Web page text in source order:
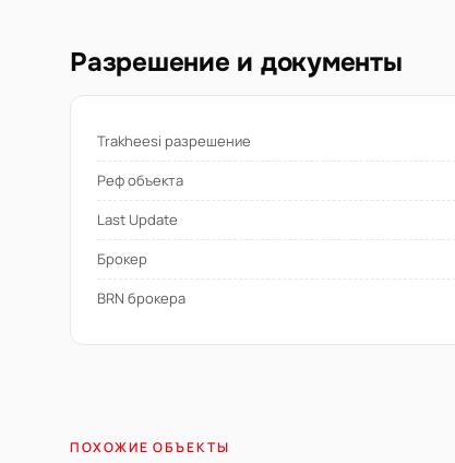
Разрешение и документы
Trakheesi разрешение
Реф объекта
Last Update
Брокер
BRN брокера
ПОХОЖИЕ ОБЪЕКТЫ